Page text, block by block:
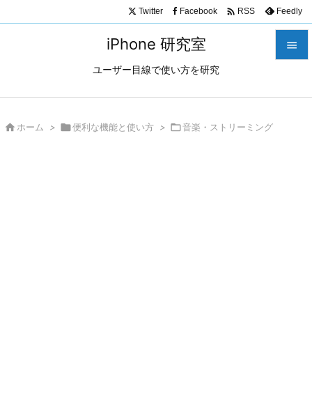
iPhone 研究室
ユーザー目線で使い方を研究

Twitter Facebook  RSS Feedly
 ホーム > 便利な機能と使い方 > 音楽・ストリーミング